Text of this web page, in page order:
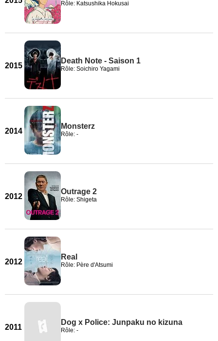
Rôle: Katsushika Hokusai
2015
Death Note - Saison 1
Rôle: Soichiro Yagami
2014
Monsterz
Rôle: -
2012
Outrage 2
Rôle: Shigeta
2012
Real
Rôle: Père d'Atsumi
2011
Dog x Police: Junpaku no kizuna
Rôle: -